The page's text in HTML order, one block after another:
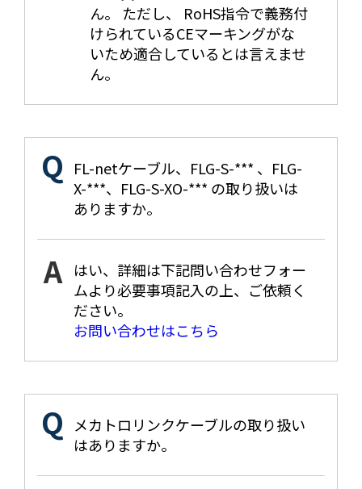
ん。 ただし、 RoHS指令で義務付
けられているCEマーキングがな
いため適合しているとは言えませ
ん。
FL-netケーブル、FLG-S-*** 、FLG-
X-***、FLG-S-XO-*** の取り扱いは
ありますか。
はい、詳細は下記問い合わせフォー
ムより必要事項記入の上、ご依頼く
ださい。
お問い合わせはこちら
メカトロリンクケーブルの取り扱い
はありますか。